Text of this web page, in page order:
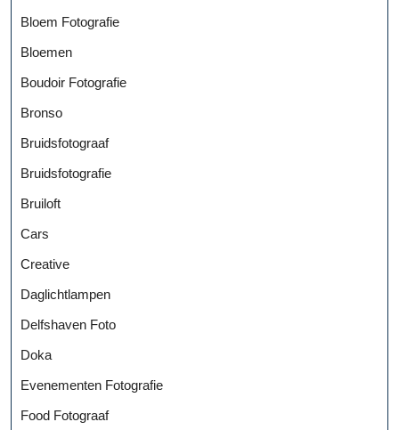
Bloem Fotografie
Bloemen
Boudoir Fotografie
Bronso
Bruidsfotograaf
Bruidsfotografie
Bruiloft
Cars
Creative
Daglichtlampen
Delfshaven Foto
Doka
Evenementen Fotografie
Food Fotograaf